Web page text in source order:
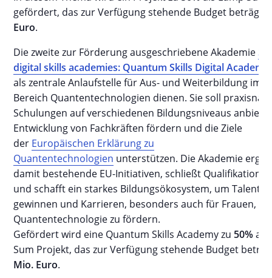
gefördert, das zur Verfügung stehende Budget beträgt
Euro.
Die zweite zur Förderung ausgeschriebene Akademie
digital skills academies: Quantum Skills Digital Academy
als zentrale Anlaufstelle für Aus- und Weiterbildung im
Bereich Quantentechnologien dienen. Sie soll
Schulungen auf verschiedenen Bildungsniveaus
Entwicklung von Fachkräften fördern und die Ziele
der Europäischen Erklärung zu
Quantentechnologien unterstützen. Die Akademie
damit bestehende EU-Initiativen, schließt
und schafft ein starkes Bildungsökosystem, um Talente
gewinnen und Karrieren, besonders auch für Frauen, in
Quantentechnologie zu fördern.
Gefördert wird eine Quantum Skills Academy zu 50%als
Sum Projekt, das zur Verfügung stehende Budget
Mio. Euro.